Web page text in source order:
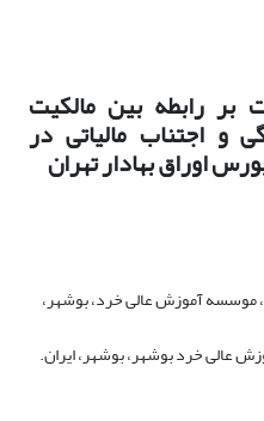
بر رابطه بین مالکیت
و اجتناب مالیاتی در
اوراق بهادار تهران
موسسه آموزش عالی خرد، بوشهر،
عالی خرد بوشهر، بوشهر، ایران.